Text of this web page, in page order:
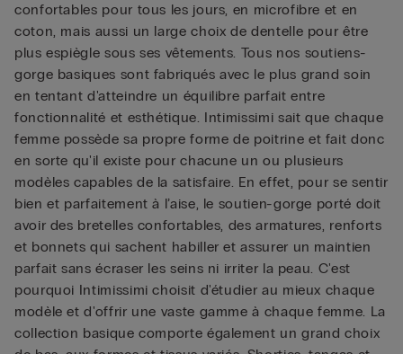
confortables pour tous les jours, en microfibre et en
coton, mais aussi un large choix de dentelle pour être
plus espiègle sous ses vêtements. Tous nos soutiens-
gorge basiques sont fabriqués avec le plus grand soin
en tentant d'atteindre un équilibre parfait entre
fonctionnalité et esthétique. Intimissimi sait que chaque
femme possède sa propre forme de poitrine et fait donc
en sorte qu'il existe pour chacune un ou plusieurs
modèles capables de la satisfaire. En effet, pour se sentir
bien et parfaitement à l’aise, le soutien-gorge porté doit
avoir des bretelles confortables, des armatures, renforts
et bonnets qui sachent habiller et assurer un maintien
parfait sans écraser les seins ni irriter la peau. C'est
pourquoi Intimissimi choisit d'étudier au mieux chaque
modèle et d'offrir une vaste gamme à chaque femme. La
collection basique comporte également un grand choix